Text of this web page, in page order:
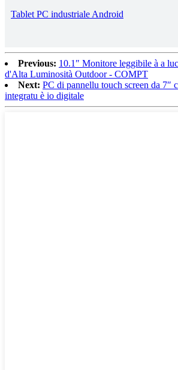
Tablet PC industriale Android
Previous: 10.1″ Monitore leggibile à a
d'Alta Luminosità Outdoor - COMPT
Next: PC di pannellu touch screen da 7″
integratu è io digitale